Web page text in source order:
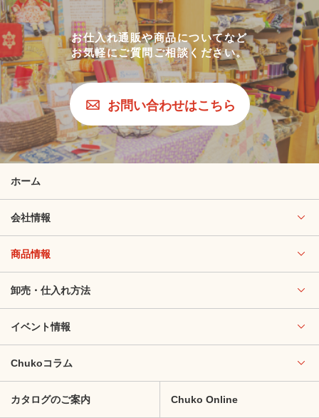
お仕入れ通販や商品についてなど
お気軽にご質問ご相談ください。
お問い合わせはこちら
ホーム
会社情報
商品情報
卸売・仕入れ方法
イベント情報
Chukoコラム
カタログのご案内 Chuko Online